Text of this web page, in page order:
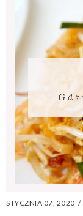
STYCZNIA 07, 2020 /